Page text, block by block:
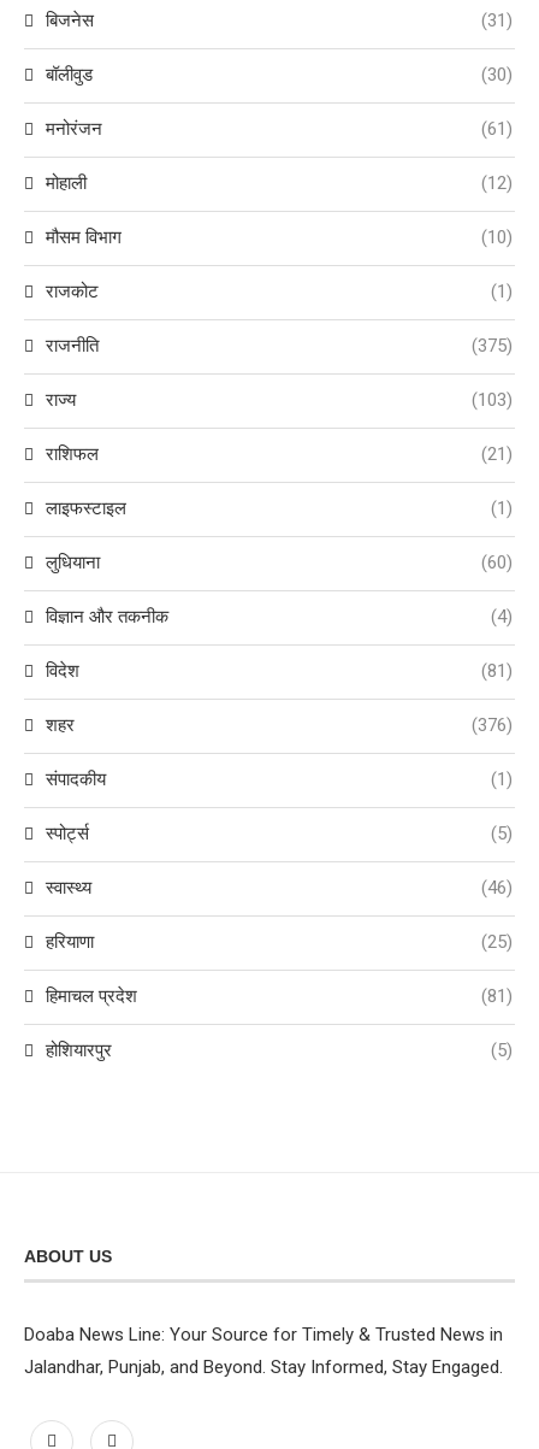
बिजनेस (31)
बॉलीवुड (30)
मनोरंजन (61)
मोहाली (12)
मौसम विभाग (10)
राजकोट (1)
राजनीति (375)
राज्य (103)
राशिफल (21)
लाइफस्टाइल (1)
लुधियाना (60)
विज्ञान और तकनीक (4)
विदेश (81)
शहर (376)
संपादकीय (1)
स्पोर्ट्स (5)
स्वास्थ्य (46)
हरियाणा (25)
हिमाचल प्रदेश (81)
होशियारपुर (5)
ABOUT US
Doaba News Line: Your Source for Timely & Trusted News in
Jalandhar, Punjab, and Beyond. Stay Informed, Stay Engaged.